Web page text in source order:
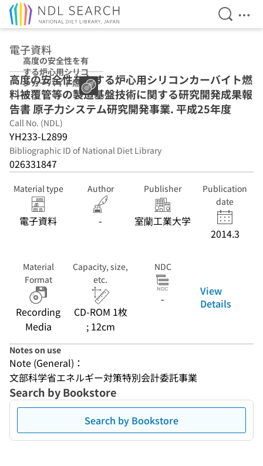
Open
電子資料
高度の安全性を有
する炉心用シリコ
ンカーバイト燃料
被覆管等の製造基
盤技術に関する研
究開発成果報告書
原子力システム研
究開発事業 平成
25年度
高度の安全性を有する炉心用シリコンカーバイト燃
料被覆管等の製造基盤技術に関する研究開発成果報
告書 原子力システム研究開発事業. 平成25年度
Call No. (NDL)
YH233-L2899
Bibliographic ID of National Diet Library
026331847
Material type
電子資料
Author
-
Publisher
室蘭工業大学
Publication
date
2014.3
Material
Format
Recording
Media
Capacity, size,
etc.
CD-ROM 1枚
; 12cm
NDC
-
View
Details
Notes on use
Note (General)：
文部科学省エネルギー対策特別会計委託事業
Search by Bookstore
Search by Bookstore